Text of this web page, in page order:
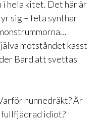
hela kitet. Det här är
sig – feta synthar
motståndet kasst
Bard att svettas
nunnedräkt? Är
fullfjädrad idiot?